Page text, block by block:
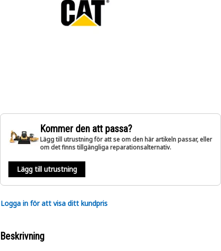
Kommer den att passa?
Lägg till utrustning för att se om den här artikeln passar, eller
om det finns tillgängliga reparationsalternativ.
Lägg till utrustning
Logga in för att visa ditt kundpris
Beskrivning